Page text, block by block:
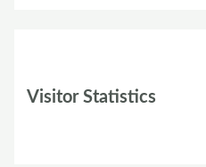
Visitor Statistics